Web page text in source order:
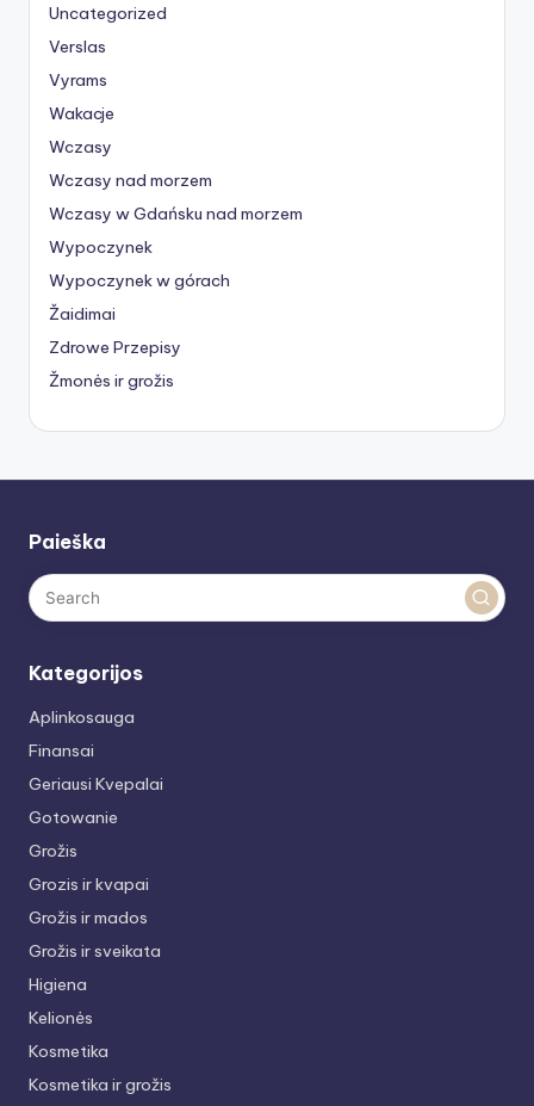
Uncategorized
Verslas
Vyrams
Wakacje
Wczasy
Wczasy nad morzem
Wczasy w Gdańsku nad morzem
Wypoczynek
Wypoczynek w górach
Žaidimai
Zdrowe Przepisy
Žmonės ir grožis
Paieška
Kategorijos
Aplinkosauga
Finansai
Geriausi Kvepalai
Gotowanie
Grožis
Grozis ir kvapai
Grožis ir mados
Grožis ir sveikata
Higiena
Kelionės
Kosmetika
Kosmetika ir grožis